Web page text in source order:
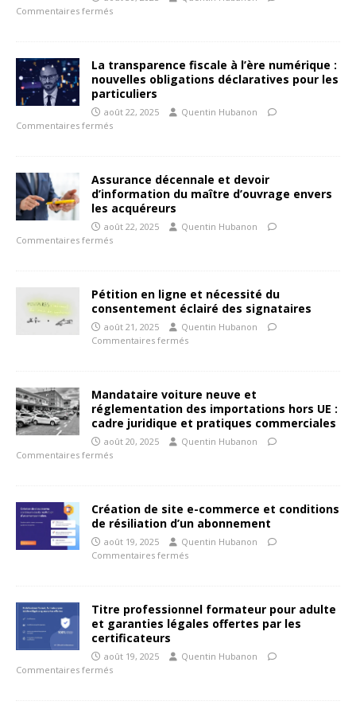
Commentaires fermés
La transparence fiscale à l’ère numérique :
nouvelles obligations déclaratives pour les
particuliers
août 22, 2025
Quentin Hubanon
Commentaires fermés
Assurance décennale et devoir
d’information du maître d’ouvrage envers
les acquéreurs
août 22, 2025
Quentin Hubanon
Commentaires fermés
Pétition en ligne et nécessité du
consentement éclairé des signataires
août 21, 2025
Quentin Hubanon
Commentaires fermés
Mandataire voiture neuve et
réglementation des importations hors UE :
cadre juridique et pratiques commerciales
août 20, 2025
Quentin Hubanon
Commentaires fermés
Création de site e-commerce et conditions
de résiliation d’un abonnement
août 19, 2025
Quentin Hubanon
Commentaires fermés
Titre professionnel formateur pour adulte
et garanties légales offertes par les
certificateurs
août 19, 2025
Quentin Hubanon
Commentaires fermés